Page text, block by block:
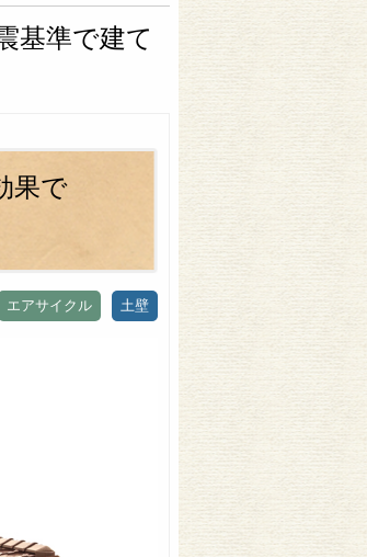
基準で建て
果で
エアサイクル 土壁